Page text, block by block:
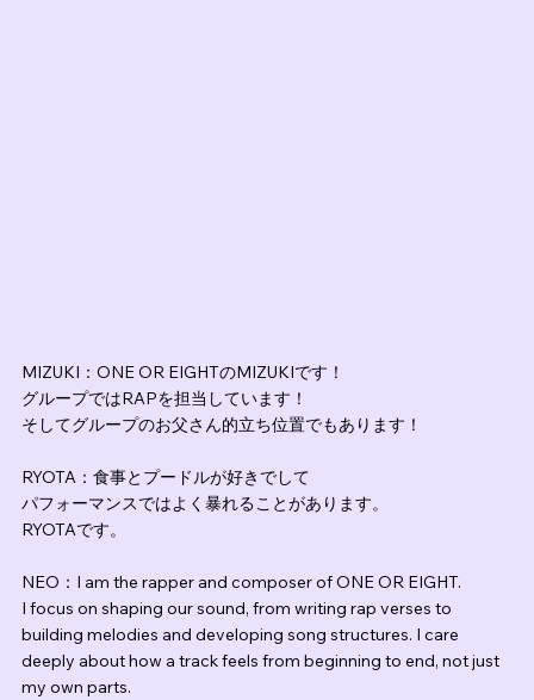
MIZUKI：ONE OR EIGHTのMIZUKIです！
グループではRAPを担当しています！
そしてグループのお父さん的立ち位置でもあります！
RYOTA：食事とプードルが好きでして
パフォーマンスではよく暴れることがあります。
RYOTAです。
NEO：I am the rapper and composer of ONE OR EIGHT.
I focus on shaping our sound, from writing rap verses to
building melodies and developing song structures. I care
deeply about how a track feels from beginning to end, not just
my own parts.